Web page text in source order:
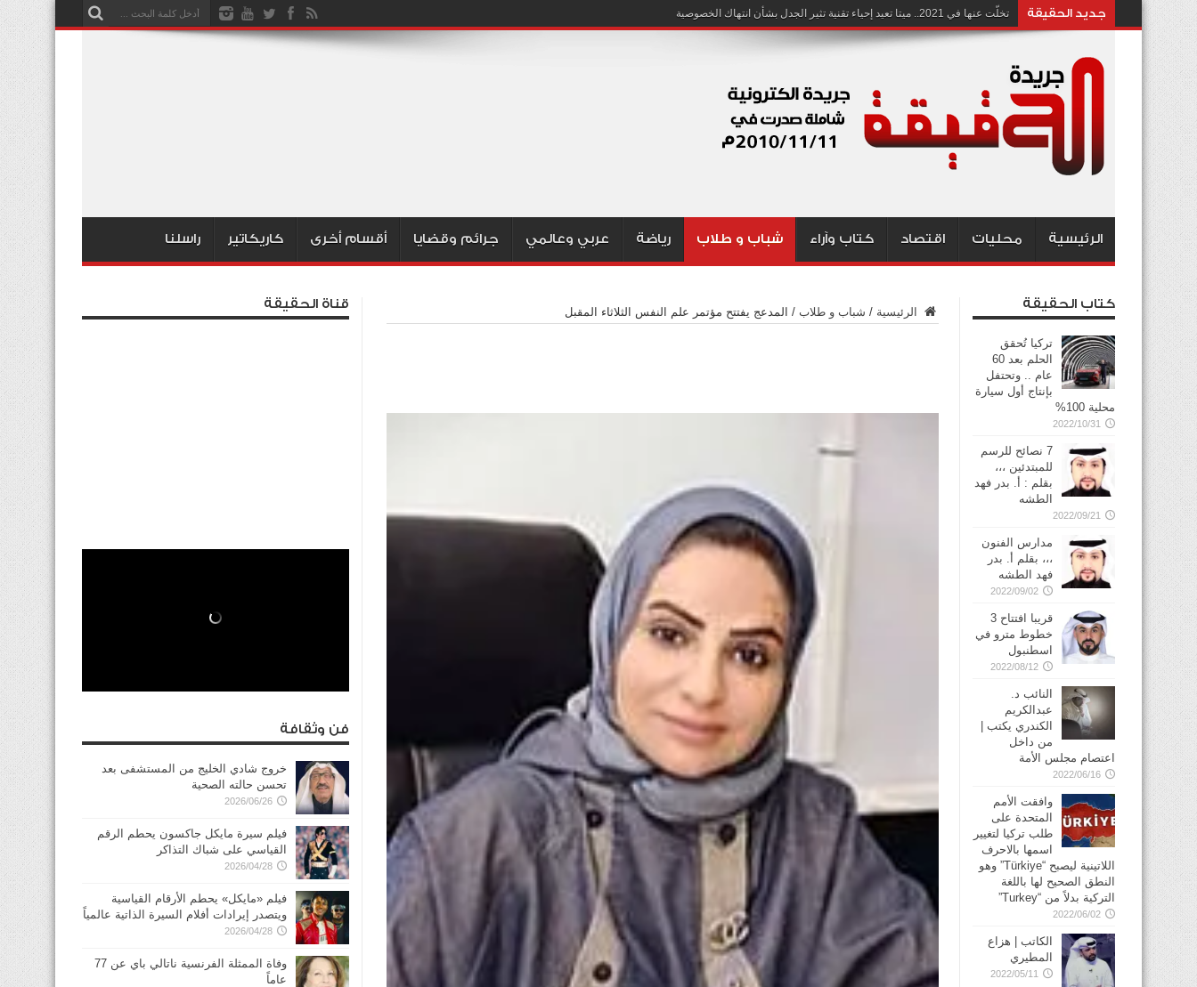
جديد الحقيقة تخلّت عنها في 2021.. ميتا تعيد إحياء تقنية تثير الجدل بشأن انتهاك الخصوصية
الرئيسية محليات اقتصاد كتاب وآراء شباب و طلاب رياضة عربي وعالمي جرائم وقضايا أقسام أخرى كاريكاتير راسلنا
الرئيسية / شباب و طلاب / المدعج يفتتح مؤتمر علم النفس الثلاثاء المقبل
كتاب الحقيقة
تركيا تُحقق
الحلم بعد 60
عام .. وتحتفل
بإنتاج أول سيارة
محلية 100%
2022/10/31
7 نصائح للرسم
للمبتدئين ،،،
بقلم : أ. بدر فهد
الطشه
2022/09/21
مدارس الفنون
،،، بقلم أ. بدر
فهد الطشه
2022/09/02
قريبا افتتاح 3
خطوط مترو في
2022/08/12
النائب د.
عبدالكريم
الكندري يكتب |
من داخل
اعتصام مجلس الأمة
2022/06/16
وافقت الأمم
المتحدة على
طلب تركيا لتغيير
اسمها بالاحرف
اللاتينية ليصبح “Türkiye” وهو
النطق الصحيح لها باللغة
التركية بدلاً من “Turkey”
2022/06/02
الكاتب | هزاع
المطيري
2022/05/11
قناة الحقيقة
فن وثقافة
خروج شادي الخليج من المستشفى بعد
تحسن حالته الصحية
2026/06/26
فيلم سيرة مايكل جاكسون يحطم الرقم
القياسي على شباك التذاكر
2026/04/28
فيلم «مايكل» يحطم الأرقام القياسية
ويتصدر إيرادات أفلام السيرة الذاتية عالمياً
2026/04/28
وفاة الممثلة الفرنسية ناتالي باي عن 77
عاماً